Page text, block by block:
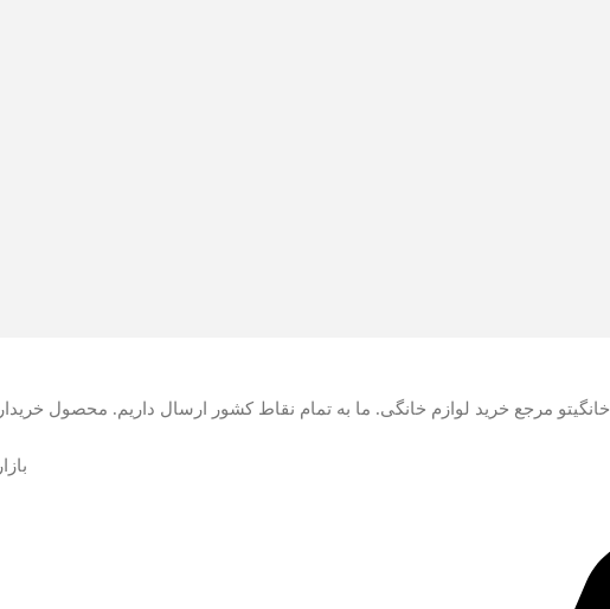
خانگیتو مرجع خرید لوازم خانگی. ما به تمام نقاط کشور ارسال داریم. محصول